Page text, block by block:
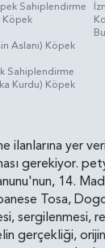
Sahiplendirme
Köpek
Aslanı) Köpek
Sahiplendirme
Kurdu) Köpek
yer
gerekiyor.
14.
Tosa,
gerçekliği,